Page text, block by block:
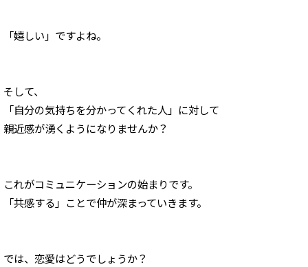
「嬉しい」ですよね。
そして、
「自分の気持ちを分かってくれた人 」に対して
親近感が湧くようになりませんか？
これがコミュニケーションの始まりです。
「共感する」ことで仲が深まっていきます。
では、恋愛はどうでしょうか？